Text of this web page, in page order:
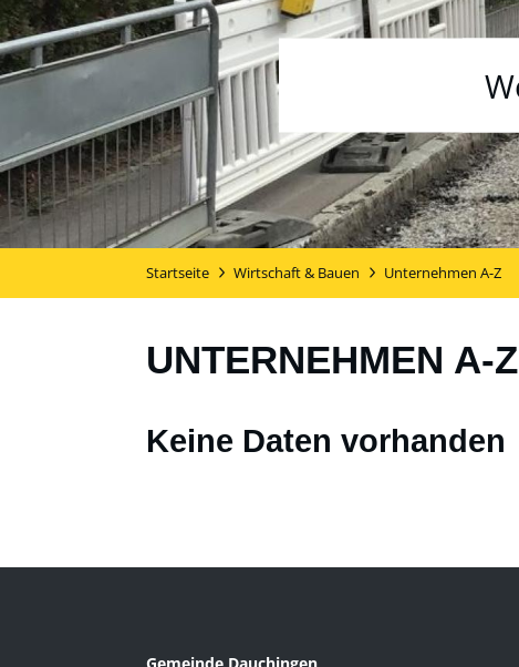
Startseite Wirtschaft & Bauen Unternehmen A-Z
UNTERNEHMEN A-Z
Keine Daten vorhanden